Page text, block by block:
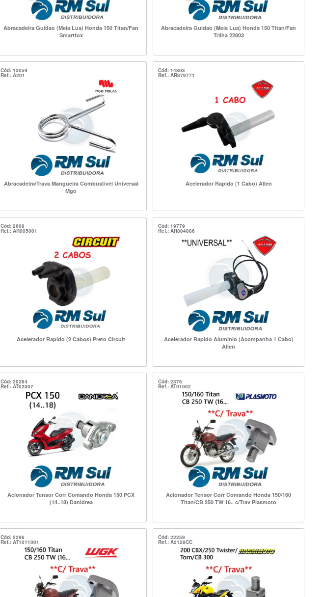
Abracadeira Guidao (Meia Lua) Honda 150 Titan/Fan
Smartfox
Abracadeira Guidao (Meia Lua) Honda 150 Titan/Fan
Trilha 22803
Cód: 13059
Ref.: A201
Abracadeira/Trava Mangueira Combustivel Universal
Mgo
Cód: 14803
Ref.: AR879771
Acelerador Rapido (1 Cabo) Allen
Cód: 2608
Ref.: AR005001
Acelerador Rapido (2 Cabos) Preto Circuit
Cód: 19779
Ref.: AR884886
Acelerador Rapido Aluminio (Acompanha 1 Cabo)
Allen
Cód: 20264
Ref.: AT02007
Acionador Tensor Corr Comando Honda 150 PCX
(14..18) Danidrea
Cód: 2376
Ref.: AT01002
Acionador Tensor Corr Comando Honda 150/160
Titan/CB 250 TW 16.. c/Trav Plasmoto
Cód: 5296
Ref.: AT1011001
Cód: 22259
Ref.: A2128CC